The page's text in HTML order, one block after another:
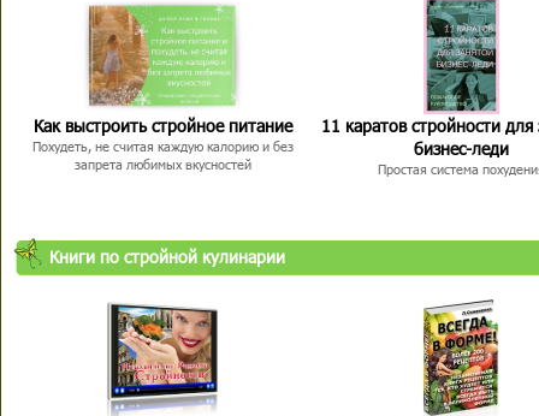
Как выстроить стройное питание
Похудеть, не считая каждую калорию и без
запрета любимых вкусностей
11 каратов стройности для
бизнес-леди
Простая система
Книги по стройной кулинарии